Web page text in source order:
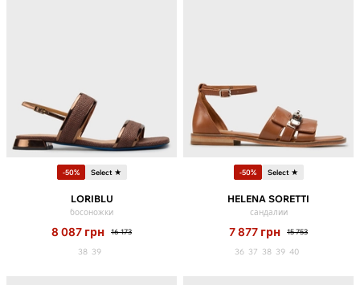
-50% Select ★
LORIBLU
босоножки
8 087 грн 16 173
38 39
-50% Select ★
HELENA SORETTI
сандалии
7 877 грн 15 753
36 37 38 39 40